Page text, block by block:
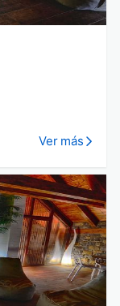
Ver más